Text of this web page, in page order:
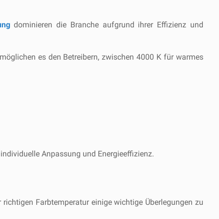
dominieren die Branche aufgrund ihrer Effizienz und
es den Betreibern, zwischen 4000 K für warmes
Anpassung und Energieeffizienz.
Farbtemperatur einige wichtige Überlegungen zu